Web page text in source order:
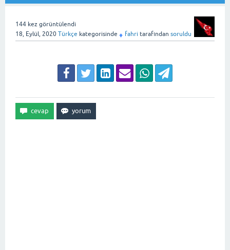
144 kez görüntülendi
18, Eylül, 2020 Türkçe kategorisinde ♦ fahri tarafından soruldu